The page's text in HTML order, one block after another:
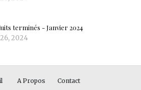
terminés - Janvier 2024
2024
A Propos Contact